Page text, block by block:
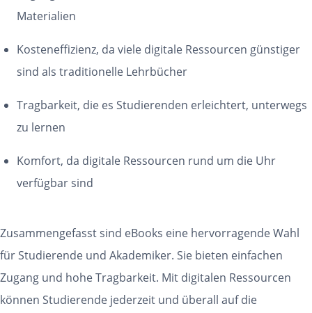
Materialien
Kosteneffizienz, da viele digitale Ressourcen günstiger
sind als traditionelle Lehrbücher
Tragbarkeit, die es Studierenden erleichtert, unterwegs
zu lernen
Komfort, da digitale Ressourcen rund um die Uhr
verfügbar sind
Zusammengefasst sind eBooks eine hervorragende Wahl
für Studierende und Akademiker. Sie bieten einfachen
Zugang und hohe Tragbarkeit. Mit digitalen Ressourcen
können Studierende jederzeit und überall auf die